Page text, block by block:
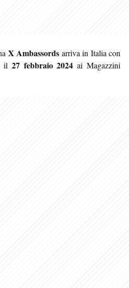
X Ambassords arriva in Italia con
il 27 febbraio 2024 ai Magazzini